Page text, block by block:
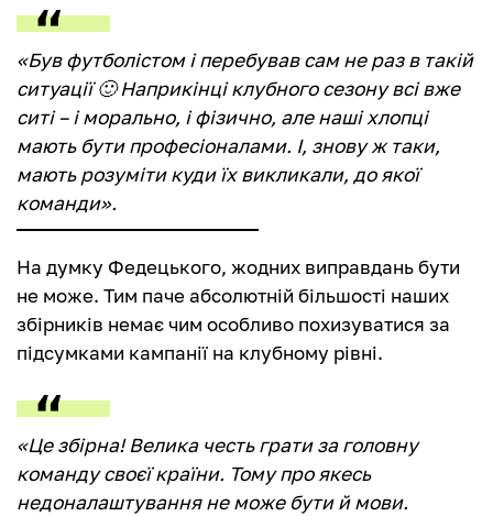
«Був футболістом і перебував сам не раз в такій
ситуації 🙂 Наприкінці клубного сезону всі вже
ситі – і морально, і фізично, але наші хлопці
мають бути професіоналами. І, знову ж таки,
мають розуміти куди їх викликали, до якої
команди».
На думку Федецького, жодних виправдань бути
не може. Тим паче абсолютній більшості наших
збірників немає чим особливо похизуватися за
підсумками кампанії на клубному рівні.
«Це збірна! Велика честь грати за головну
команду своєї країни. Тому про якесь
недоналаштування не може бути й мови.